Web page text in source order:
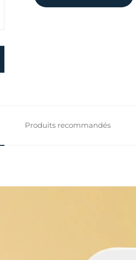
Produits recommandés